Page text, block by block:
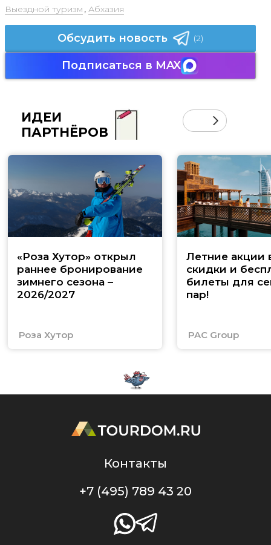
Выездной туризм , Абхазия
Обсудить новость (2)
Подписаться в MAX
ИДЕИ
ПАРТНЁРОВ
«Роза Хутор» открыл
раннее бронирование
зимнего сезона –
2026/2027
Роза Хутор
Летние акции
скидки и
билеты для
пар!
PAC Group
Контакты
+7 (495) 789 43 20